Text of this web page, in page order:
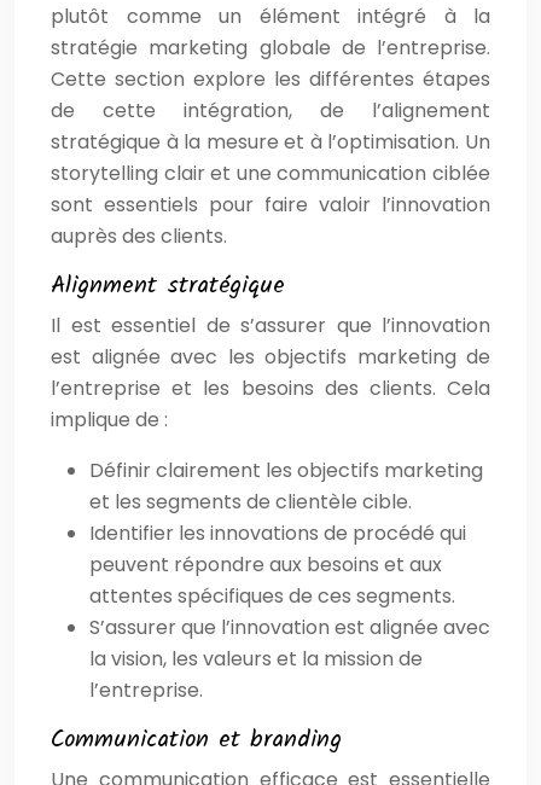
plutôt comme un élément intégré à la
stratégie marketing globale de l’entreprise.
Cette section explore les différentes étapes
de cette intégration, de l’alignement
stratégique à la mesure et à l’optimisation. Un
storytelling clair et une communication ciblée
sont essentiels pour faire valoir l’innovation
auprès des clients.
Alignment stratégique
Il est essentiel de s’assurer que l’innovation
est alignée avec les objectifs marketing de
l’entreprise et les besoins des clients. Cela
implique de :
Définir clairement les objectifs marketing
et les segments de clientèle cible.
Identifier les innovations de procédé qui
peuvent répondre aux besoins et aux
attentes spécifiques de ces segments.
S’assurer que l’innovation est alignée avec
la vision, les valeurs et la mission de
l’entreprise.
Communication et branding
Une communication efficace est essentielle